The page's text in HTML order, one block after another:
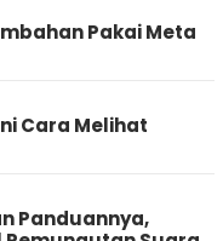
Pakai Meta
Cara Melihat
Panduannya,